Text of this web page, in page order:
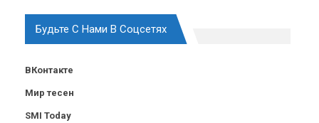
Будьте С Нами В Соцсетях
ВКонтакте
Мир тесен
SMI Today